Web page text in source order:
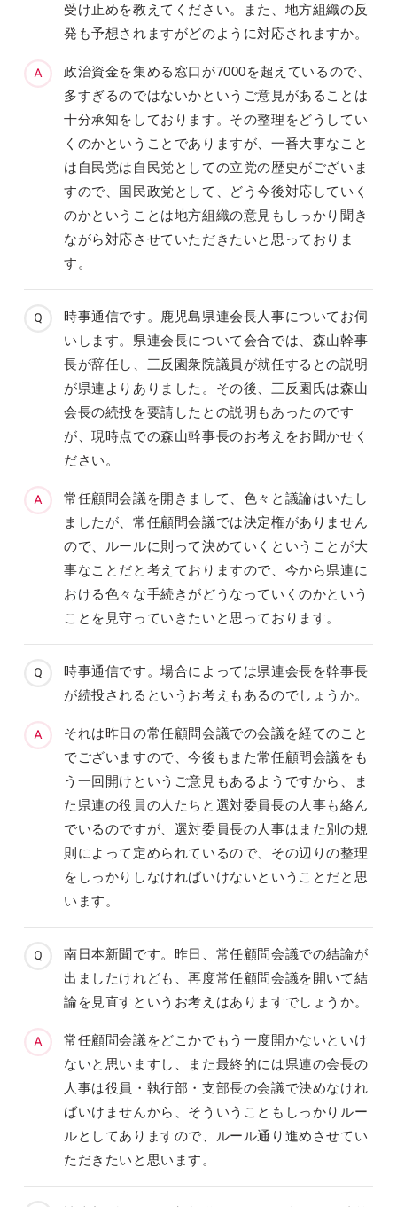
受け止めを教えてください。また、地方組織の反
発も予想されますがどのように対応されますか。
政治資金を集める窓口が7000を超えているので、
多すぎるのではないかというご意見があることは
十分承知をしております。その整理をどうしてい
くのかということでありますが、一番大事なこと
は自民党は自民党としての立党の歴史がございま
すので、国民政党として、どう今後対応していく
のかということは地方組織の意見もしっかり聞き
ながら対応させていただきたいと思っておりま
す。
時事通信です。鹿児島県連会長人事についてお伺
いします。県連会長について会合では、森山幹事
長が辞任し、三反園衆院議員が就任するとの説明
が県連よりありました。その後、三反園氏は森山
会長の続投を要請したとの説明もあったのです
が、現時点での森山幹事長のお考えをお聞かせく
ださい。
常任顧問会議を開きまして、色々と議論はいたし
ましたが、常任顧問会議では決定権がありません
ので、ルールに則って決めていくということが大
事なことだと考えておりますので、今から県連に
おける色々な手続きがどうなっていくのかという
ことを見守っていきたいと思っております。
時事通信です。場合によっては県連会長を幹事長
が続投されるというお考えもあるのでしょうか。
それは昨日の常任顧問会議での会議を経てのこと
でございますので、今後もまた常任顧問会議をも
う一回開けというご意見もあるようですから、ま
た県連の役員の人たちと選対委員長の人事も絡ん
でいるのですが、選対委員長の人事はまた別の規
則によって定められているので、その辺りの整理
をしっかりしなければいけないということだと思
います。
南日本新聞です。昨日、常任顧問会議での結論が
出ましたけれども、再度常任顧問会議を開いて結
論を見直すというお考えはありますでしょうか。
常任顧問会議をどこかでもう一度開かないといけ
ないと思いますし、また最終的には県連の会長の
人事は役員・執行部・支部長の会議で決めなけれ
ばいけませんから、そういうこともしっかりルー
ルとしてありますので、ルール通り進めさせてい
ただきたいと思います。